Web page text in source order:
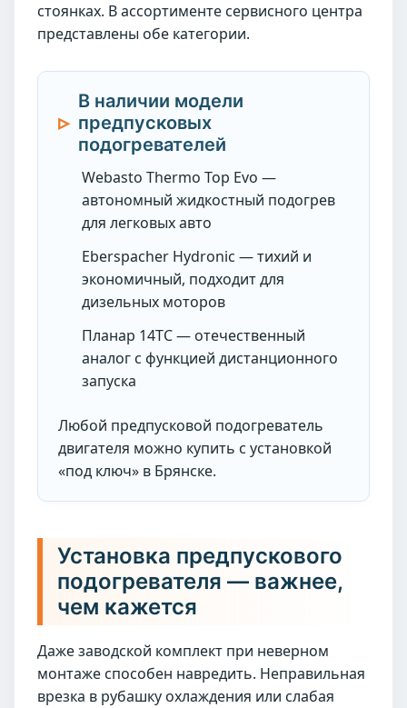
стоянках. В ассортименте сервисного центра
представлены обе категории.
В наличии модели
предпусковых
подогревателей
Webasto Thermo Top Evo —
автономный жидкостный подогрев
для легковых авто
Eberspacher Hydronic — тихий и
экономичный, подходит для
дизельных моторов
Планар 14ТС — отечественный
аналог с функцией дистанционного
запуска
Любой предпусковой подогреватель
двигателя можно купить с установкой
«под ключ» в Брянске.
Установка предпускового
подогревателя — важнее,
чем кажется
Даже заводской комплект при неверном
монтаже способен навредить. Неправильная
врезка в рубашку охлаждения или слабая